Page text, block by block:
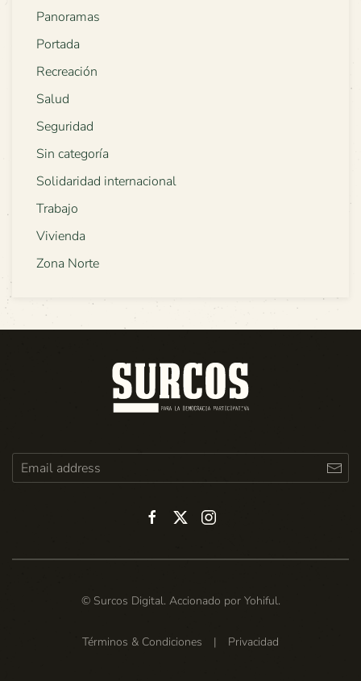
Panoramas
Portada
Recreación
Salud
Seguridad
Sin categoría
Solidaridad internacional
Trabajo
Vivienda
Zona Norte
© Surcos Digital. Accionado por Yohiful.
Términos & Condiciones | Privacidad